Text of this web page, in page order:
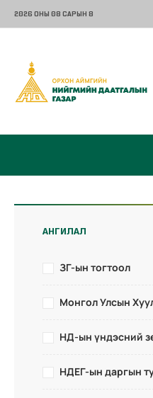
2026 ОНЫ 08 САРЫН 8
АНГИЛАЛ
ЗГ-ын тогтоол
Монгол Улсын
НД-ын үндэсний
НДЕГ-ын даргын